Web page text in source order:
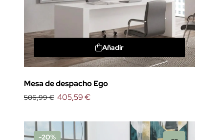
Añadir
Mesa de despacho Ego
506,99 € 405,59 €
-20%